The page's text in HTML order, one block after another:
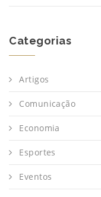
Categorias
Artigos
Comunicação
Economia
Esportes
Eventos